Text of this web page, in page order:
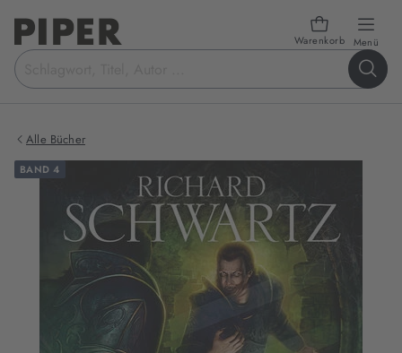
Warenkorb Menü
Suchbegriff
eingeben
Alle Bücher
BAND 4